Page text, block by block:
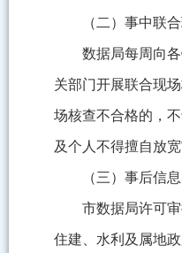
（二）事中联
数据局每周向
关部门开展联合现
场核查不合格的，
及个人不得擅自放
（三）事后信
市数据局许可
住建、水利及属地